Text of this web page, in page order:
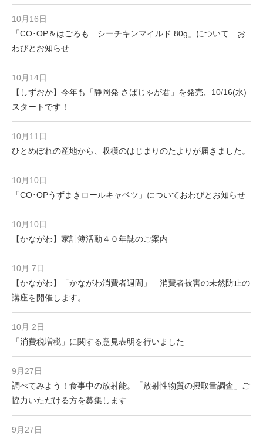
10月16日
「CO･OP＆はごろも シーチキンマイルド 80g」について お
わびとお知らせ
10月14日
【しずおか】今年も「静岡発 さばじゃが君」を発売、10/16(水)
スタートです！
10月11日
ひとめぼれの産地から、収穫のはじまりのたよりが届きました。
10月10日
「CO･OPうずまきロールキャベツ」についておわびとお知らせ
10月10日
【かながわ】家計簿活動４０年誌のご案内
10月 7日
【かながわ】「かながわ消費者週間」 消費者被害の未然防止の
講座を開催します。
10月 2日
「消費税増税」に関する意見表明を行いました
9月27日
調べてみよう！食事中の放射能。「放射性物質の摂取量調査」ご
協力いただける方を募集します
9月27日